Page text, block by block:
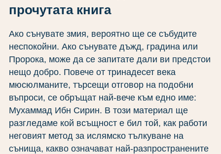
прочутата книга
Ако сънувате змия, вероятно ще се събудите
неспокойни. Ако сънувате дъжд, градина или
Пророка, може да се запитате дали ви предстои
нещо добро. Повече от тринадесет века
мюсюлманите, търсещи отговор на подобни
въпроси, се обръщат най-вече към едно име:
Мухаммад Ибн Сирин. В този материал ще
разгледаме кой всъщност е бил той, как работи
неговият метод за ислямско тълкуване на
сънища, какво означават най-разпространените